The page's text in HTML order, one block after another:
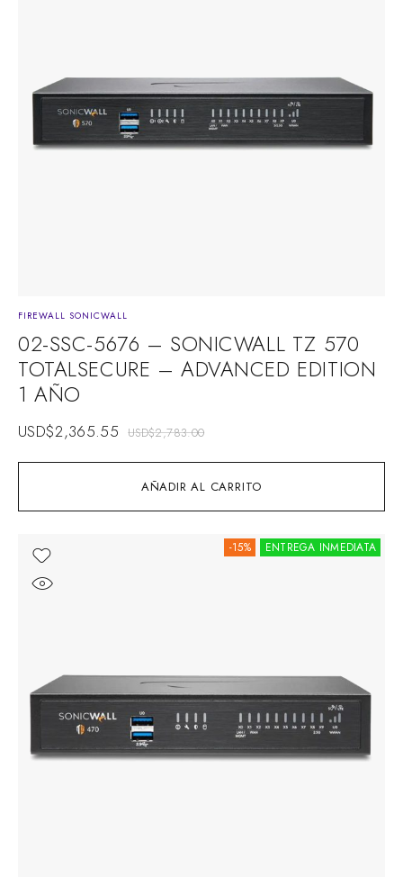
AÑADIR AL CARRITO
FIREWALL SONICWALL
02-SSC-5676 – SONICWALL TZ 570
TOTALSECURE – ADVANCED EDITION
1 AÑO
USD$2,783.00
USD$2,365.55
ENTREGA INMEDIATA
-15%